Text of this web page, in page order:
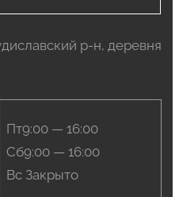
р-н, деревня
Пт9:00 — 16:00
Сб9:00 — 16:00
Вс Закрыто